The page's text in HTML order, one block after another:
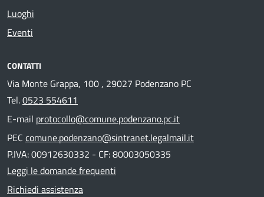
Luoghi
Eventi
CONTATTI
Via Monte Grappa, 100 , 29027 Podenzano PC
Tel.0523 554611
E-mail protocollo@comune.podenzano.pc.it
PEC comune.podenzano@sintranet.legalmail.it
P.IVA: 00912630332 - CF: 80003050335
Leggi le domande frequenti
Richiedi assistenza